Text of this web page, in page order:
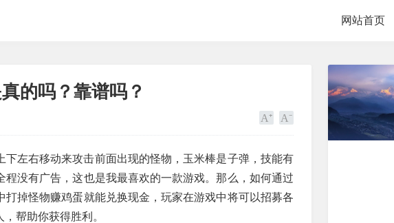
网站首页
的吗？靠谱吗？
左右移动来攻击前面出现的怪物，玉米棒是子弹，技能有
没有广告，这也是我最喜欢的一款游戏。那么，如何通过
掉怪物赚鸡蛋就能兑换现金，玩家在游戏中将可以招募各
帮助你获得胜利。